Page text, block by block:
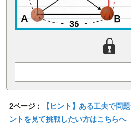
2ページ：
【ヒント】ある工夫で問
ントを見て挑戦したい方はこちらへ